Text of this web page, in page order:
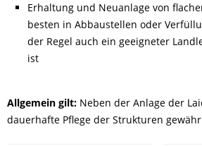
Erhaltung und Neuanlage von
besten in Abbaustellen oder
der Regel auch ein geeigneter
ist
Allgemein gilt: Neben der Anlage der
dauerhafte Pflege der Strukturen